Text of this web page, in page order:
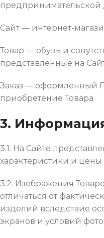
предпринимательской
Сайт — интернет-
Товар — обувь и
представленные на
Заказ — оформленный
приобретение Товара.
3.
3.1. На Сайте
характеристики и цены
3.2. Изображения
отличаться от
изделий вследствие
экранов и условий